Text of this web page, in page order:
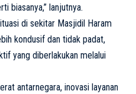
biasanya,” lanjutnya.
di sekitar Masjidil Haram
kondusif dan tidak padat,
yang diberlakukan melalui
antarnegara, inovasi layanan